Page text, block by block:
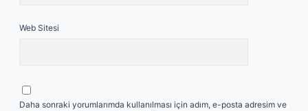
Web Sitesi
Daha sonraki yorumlarımda kullanılması için adım, e-posta adresim ve